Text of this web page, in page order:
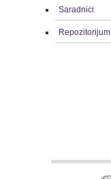
Saradnici
Repozitorijum